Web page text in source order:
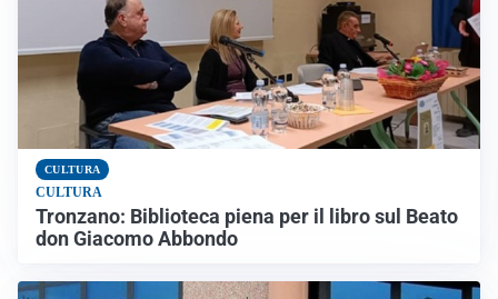
CULTURA
CULTURA
Tronzano: Biblioteca piena per il libro sul Beato
don Giacomo Abbondo